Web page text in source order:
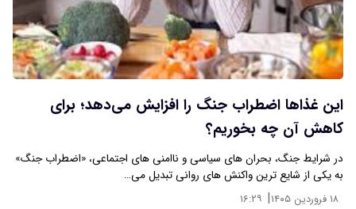
این غذاها اضطراب جنگ را افزایش می‌دهد؛ برای
کاهش آن چه بخوریم؟
در شرایط جنگ، بحران‌ های سیاسی و ناامنی‌ های اجتماعی، «اضطراب جنگ»
به یکی از شایع‌ ترین واکنش‌ های روانی تبدیل می‌…
۱۸ فروردین ۱۴۰۵ | ۱۶:۲۹